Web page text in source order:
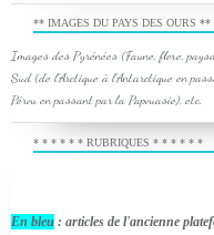
** IMAGES DU PAYS DES OURS **
Images des Pyrénées (Faune, flore,
Sud (de l'Arctique à l'Antarctique en
Pérou en passant par la Papouasie), etc.
* * * * * * RUBRIQUES * * * * * *
En bleu : articles de l'ancienne